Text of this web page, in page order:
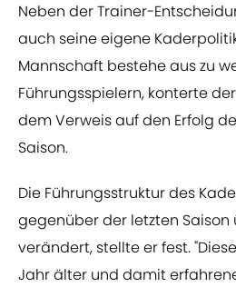
Neben der Trainer-
auch seine eigene
Mannschaft bestehe aus zu
Führungsspielern, konterte
dem Verweis auf den Erfolg
Saison.
Die Führungsstruktur des
gegenüber der letzten
verändert, stellte er fest.
Jahr älter und damit